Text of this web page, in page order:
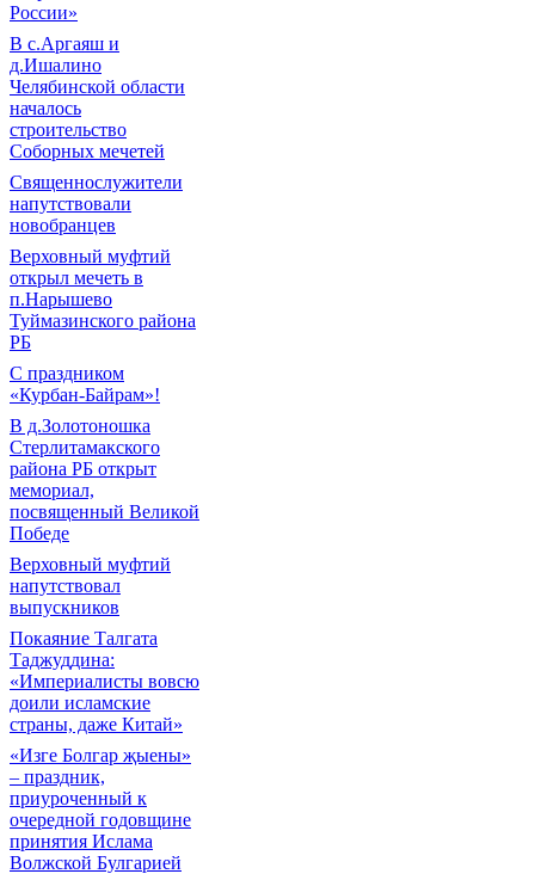
России»
В с.Аргаяш и
д.Ишалино
Челябинской области
началось
строительство
Соборных мечетей
Священнослужители
напутствовали
новобранцев
Верховный муфтий
открыл мечеть в
п.Нарышево
Туймазинского района
РБ
С праздником
«Курбан-Байрам»!
В д.Золотоношка
Стерлитамакского
района РБ открыт
мемориал,
посвященный Великой
Победе
Верховный муфтий
напутствовал
выпускников
Покаяние Талгата
Таджуддина:
«Империалисты вовсю
доили исламские
страны, даже Китай»
«Изге Болгар җыены»
– праздник,
приуроченный к
очередной годовщине
принятия Ислама
Волжской Булгарией